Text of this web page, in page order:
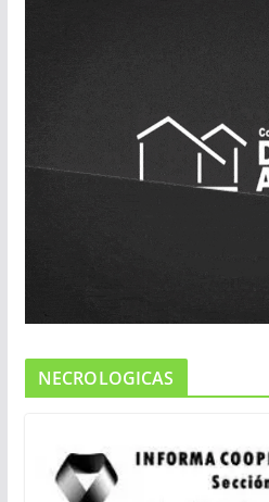
NECROLOGICAS